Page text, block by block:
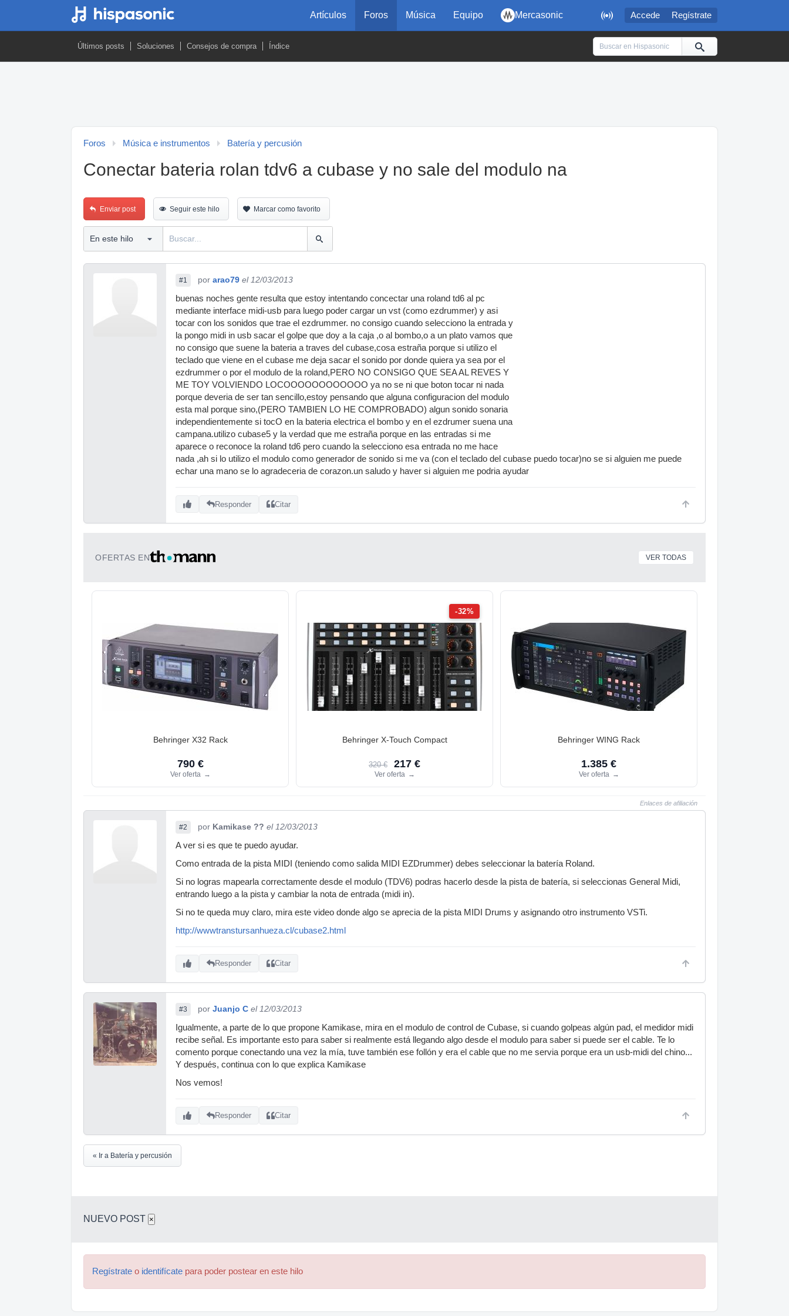
 Accede Regístrate
Artículos Foros Música Equipo Mercasonic
Últimos posts Soluciones Consejos de compra Índice
Foros Música e instrumentos Batería y percusión
Conectar bateria rolan tdv6 a cubase y no sale del modulo na
Enviar post Seguir este hilo Marcar como favorito
#1 por arao79 el 12/03/2013
buenas noches gente resulta que estoy intentando concectar una roland td6 al pc
mediante interface midi-usb para luego poder cargar un vst (como ezdrummer) y asi
tocar con los sonidos que trae el ezdrummer. no consigo cuando selecciono la entrada y
la pongo midi in usb sacar el golpe que doy a la caja ,o al bombo,o a un plato vamos que
no consigo que suene la bateria a traves del cubase,cosa estraña porque si utilizo el
teclado que viene en el cubase me deja sacar el sonido por donde quiera ya sea por el
ezdrummer o por el modulo de la roland,PERO NO CONSIGO QUE SEA AL REVES Y
ME TOY VOLVIENDO LOCOOOOOOOOOOOO ya no se ni que boton tocar ni nada
porque deveria de ser tan sencillo,estoy pensando que alguna configuracion del modulo
esta mal porque sino,(PERO TAMBIEN LO HE COMPROBADO) algun sonido sonaria
independientemente si tocO en la bateria electrica el bombo y en el ezdrumer suena una
campana.utilizo cubase5 y la verdad que me estraña porque en las entradas si me
aparece o reconoce la roland td6 pero cuando la selecciono esa entrada no me hace
nada ,ah si lo utilizo el modulo como generador de sonido si me va (con el teclado del cubase puedo tocar)no se si alguien me puede
echar una mano se lo agradeceria de corazon.un saludo y haver si alguien me podria ayudar
Responder Citar
OFERTAS EN VER TODAS
Behringer X32 Rack
790 €
Ver oferta →
-32%
Behringer X-Touch Compact
320 € 217 €
Ver oferta →
Behringer WING Rack
1.385 €
Ver oferta →
Enlaces de afiliación
#2 por Kamikase ?? el 12/03/2013
A ver si es que te puedo ayudar.
Como entrada de la pista MIDI (teniendo como salida MIDI EZDrummer) debes seleccionar la batería Roland.
Si no logras mapearla correctamente desde el modulo (TDV6) podras hacerlo desde la pista de batería, si seleccionas General Midi,
entrando luego a la pista y cambiar la nota de entrada (midi in).
Si no te queda muy claro, mira este video donde algo se aprecia de la pista MIDI Drums y asignando otro instrumento VSTi.
http://wwwtranstursanhueza.cl/cubase2.html
Responder Citar
#3 por Juanjo C el 12/03/2013
Igualmente, a parte de lo que propone Kamikase, mira en el modulo de control de Cubase, si cuando golpeas algún pad, el medidor midi
recibe señal. Es importante esto para saber si realmente está llegando algo desde el modulo para saber si puede ser el cable. Te lo
comento porque conectando una vez la mía, tuve también ese follón y era el cable que no me servia porque era un usb-midi del chino...
Y después, continua con lo que explica Kamikase
Nos vemos!
Responder Citar
« Ir a Batería y percusión
NUEVO POST ×
Regístrate o identifícate para poder postear en este hilo